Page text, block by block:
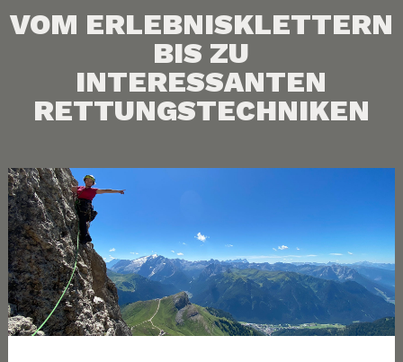
ÜBER UNS
INFO
VOM ERLEBNISKLETTERN
BIS ZU
INTERESSANTEN
RETTUNGSTECHNIKEN